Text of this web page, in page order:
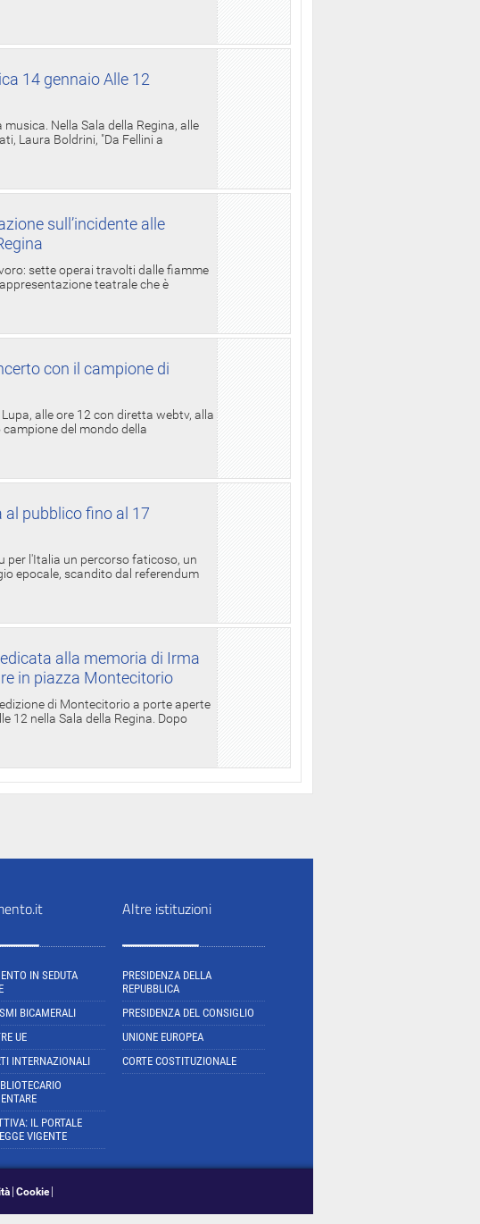
14 gennaio Alle 12
Nella Sala della Regina, alle
Laura Boldrini, "Da Fellini a
sull’incidente alle
sette operai travolti dalle fiamme
teatrale che è
con il campione di
alle ore 12 con diretta webtv, alla
del mondo della
al pubblico fino al 17
per l'Italia un percorso faticoso, un
epocale, scandito dal referendum
alla memoria di Irma
in piazza Montecitorio
di Montecitorio a porte aperte
12 nella Sala della Regina. Dopo
IN SEDUTA
BICAMERALI
UE
INTERNAZIONALI
IL PORTALE
VIGENTE
Altre istituzioni
PRESIDENZA DELLA
REPUBBLICA
PRESIDENZA DEL CONSIGLIO
UNIONE EUROPEA
CORTE COSTITUZIONALE
Cookie